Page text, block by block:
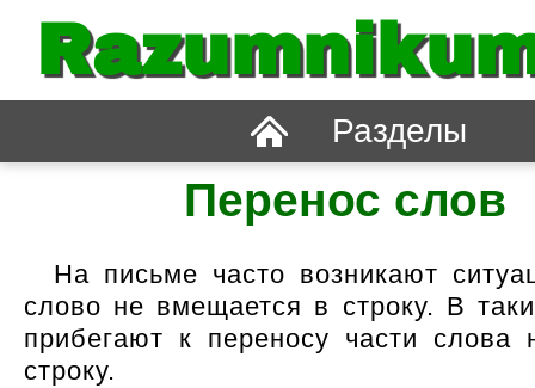
Разделы
Перенос слов
На письме часто возникают
слово не вмещается в строку. В
прибегают к переносу части слова
строку.